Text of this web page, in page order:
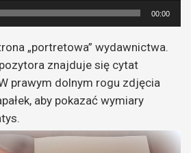
00:00
„portretowa” wydawnictwa.
znajduje się cytat
prawym dolnym rogu zdjęcia
aby pokazać wymiary